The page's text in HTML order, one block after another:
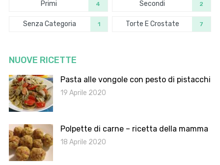
Primi 4 Secondi 2
Senza Categoria 1 Torte E Crostate 7
NUOVE RICETTE
Pasta alle vongole con pesto di pistacchi
19 Aprile 2020
Polpette di carne – ricetta della mamma
18 Aprile 2020